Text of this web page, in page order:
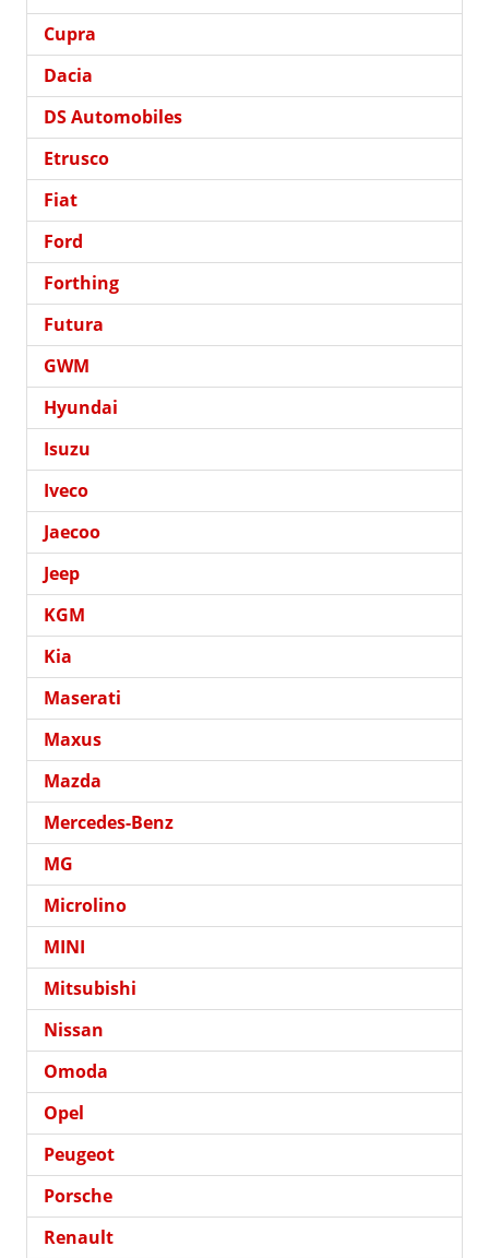
Cupra
Dacia
DS Automobiles
Etrusco
Fiat
Ford
Forthing
Futura
GWM
Hyundai
Isuzu
Iveco
Jaecoo
Jeep
KGM
Kia
Maserati
Maxus
Mazda
Mercedes-Benz
MG
Microlino
MINI
Mitsubishi
Nissan
Omoda
Opel
Peugeot
Porsche
Renault